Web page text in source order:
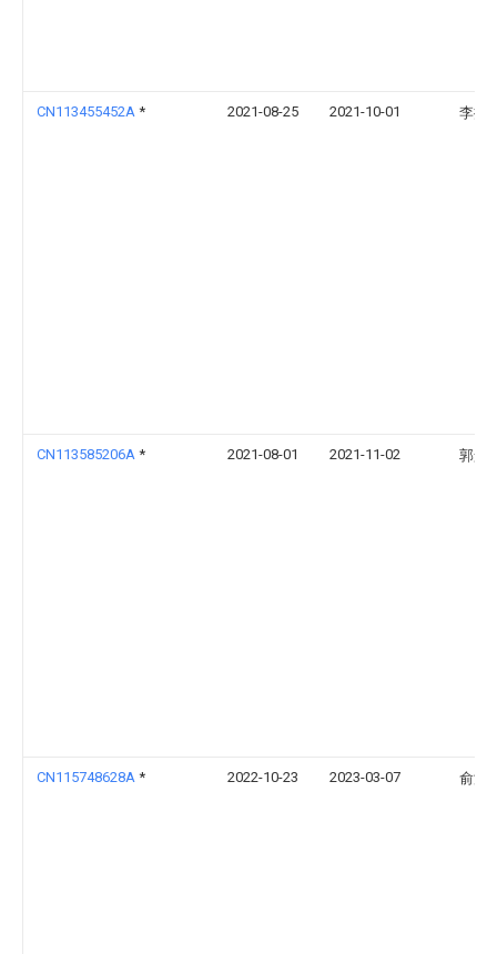
CN113455452A * 2021-08-25 2021-10-01 李振
CN113585206A * 2021-08-01 2021-11-02 郭景
CN115748628A * 2022-10-23 2023-03-07 俞汾